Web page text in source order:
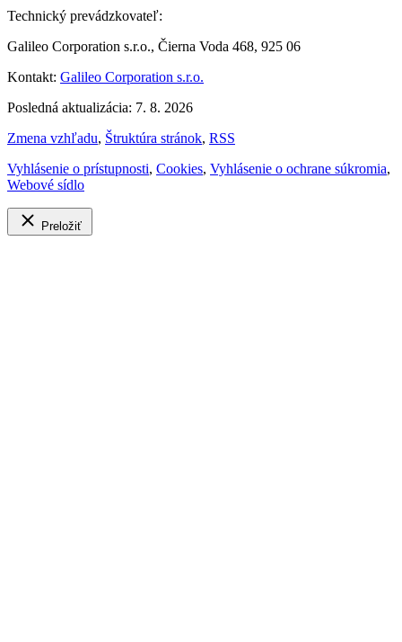
Technický prevádzkovateľ:
Galileo Corporation s.r.o., Čierna Voda 468, 925 06
Kontakt: Galileo Corporation s.r.o.
Posledná aktualizácia: 7. 8. 2026
Zmena vzhľadu, Štruktúra stránok, RSS
Vyhlásenie o prístupnosti, Cookies, Vyhlásenie o ochrane súkromia,
Webové sídlo
Preložiť